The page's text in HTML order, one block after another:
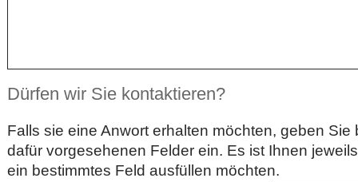
Dürfen wir Sie kontaktieren?
Falls sie eine Anwort erhalten möchten, geben Sie
dafür vorgesehenen Felder ein. Es ist Ihnen
ein bestimmtes Feld ausfüllen möchten.